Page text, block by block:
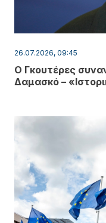
26.07.2026, 09:45
Ο Γκουτέρες
Δαμασκό –